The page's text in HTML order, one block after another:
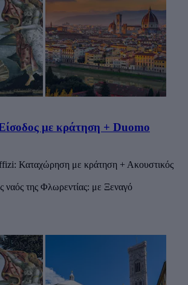
με κράτηση + Duomo
Καταχώρηση με κράτηση + Ακουστικός
ναός της Φλωρεντίας: με Ξεναγό